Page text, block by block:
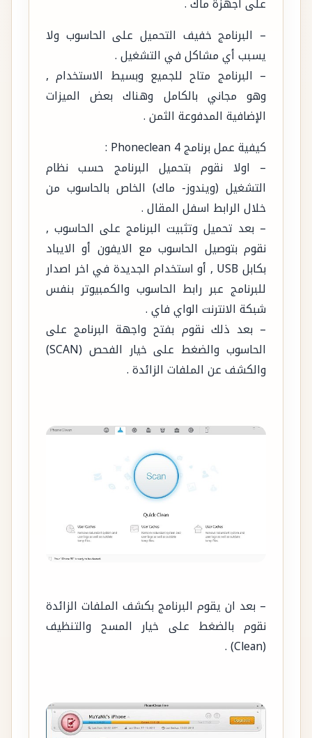
– البرنامج خفيف التحميل على الحاسوب ولا
يسبب أي مشاكل في التشغيل .
– البرنامج متاح للجميع وبسيط الاستخدام ,
وهو مجاني بالكامل وهناك بعض الميزات
الإضافية المدفوعة الثمن .
كيفية عمل برنامج Phoneclean 4 :
– اولا نقوم بتحميل البرنامج حسب نظام
التشغيل (ويندوز- ماك) الخاص بالحاسوب من
خلال الرابط اسفل المقال .
– بعد تحميل وتثبيت البرنامج على الحاسوب ,
نقوم بتوصيل الحاسوب مع الايفون أو الايباد
بكابل USB , أو استخدام الجديدة في اخر اصدار
للبرنامج عبر رابط الحاسوب والكمبيوتر بنفس
شبكة الانترنت الواي فاي .
– بعد ذلك نقوم بفتح واجهة البرنامج على
الحاسوب والضغط على خيار الفحص (SCAN)
والكشف عن الملفات الزائدة .
– بعد ان يقوم البرنامج بكشف الملفات الزائدة
نقوم بالضغط على خيار المسح والتنظيف
(Clean) .